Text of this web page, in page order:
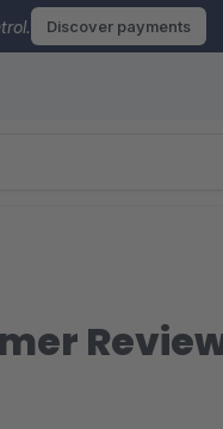
Discover payments